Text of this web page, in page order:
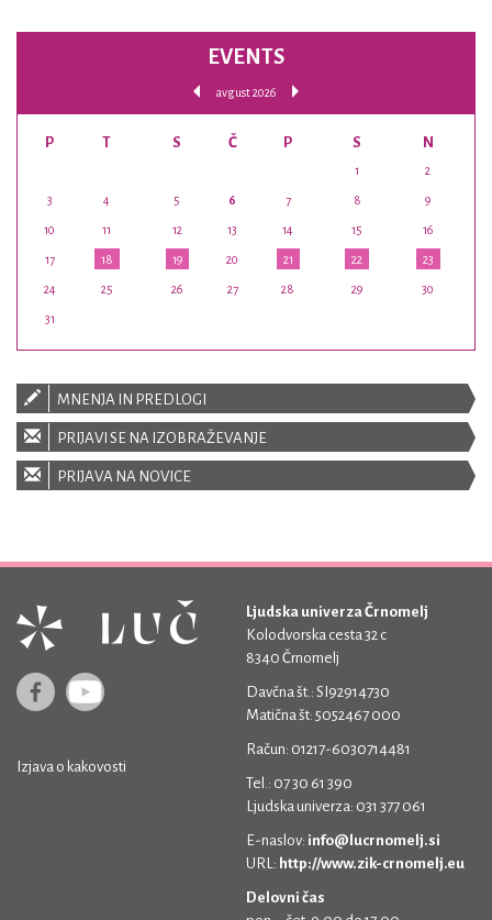
EVENTS
avgust 2026
P T S Č P S N
1 2
3 4 5 6 7 8 9
10 11 12 13 14 15 16
17 18 19 20 21 22 23
24 25 26 27 28 29 30
31
MNENJA IN PREDLOGI
PRIJAVI SE NA IZOBRAŽEVANJE
PRIJAVA NA NOVICE
Izjava o kakovosti
Ljudska univerza Črnomelj
Kolodvorska cesta 32 c
8340 Črnomelj
Davčna št.: SI92914730
Matična št: 5052467 000
Račun: 01217-6030714481
Tel.: 07 30 61 390
Ljudska univerza: 031 377 061
E-naslov: info@lucrnomelj.si
URL: http://www.zik-crnomelj.eu
Delovni čas